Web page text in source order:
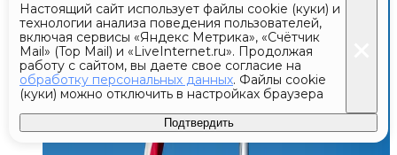
Настоящий сайт использует файлы cookie (куки) и
технологии анализа поведения пользователей,
включая сервисы «Яндекс Метрика», «Счётчик
Mail» (Top Mail) и «LiveInternet.ru». Продолжая
работу с сайтом, вы даете свое согласие на
обработку персональных данных. Файлы cookie
(куки) можно отключить в настройках браузера
Подтвердить